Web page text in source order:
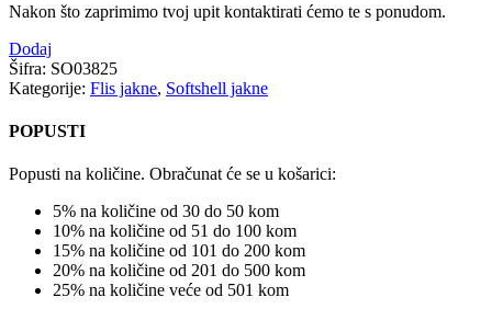
Nakon što zaprimimo tvoj upit kontaktirati ćemo te s ponudom.
Dodaj
Šifra: SO03825
Kategorije: Flis jakne, Softshell jakne
POPUSTI
Popusti na količine. Obračunat će se u košarici:
5% na količine od 30 do 50 kom
10% na količine od 51 do 100 kom
15% na količine od 101 do 200 kom
20% na količine od 201 do 500 kom
25% na količine veće od 501 kom